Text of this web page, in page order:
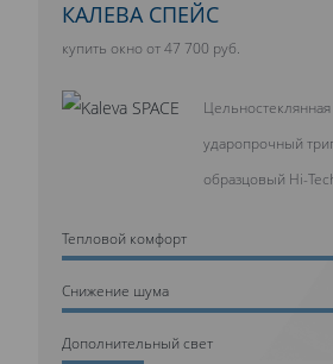
КАЛЕВА СПЕЙС
купить окно от 47 700 руб.
Цельностеклянная
ударопрочный
образцовый Hi-
Тепловой комфорт
Cнижение шума
Дополнительный свет